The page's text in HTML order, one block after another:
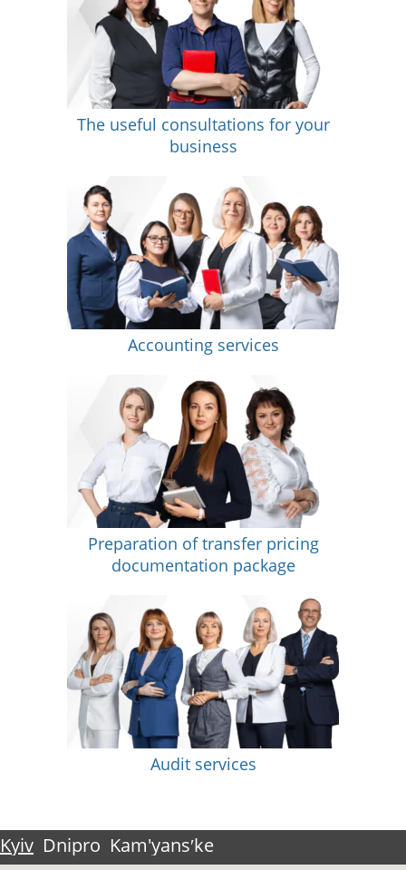
The useful consultations for your
business
Accounting services
Preparation of transfer pricing
documentation package
Audit services
Kyiv Dnipro Kam'yansʹke